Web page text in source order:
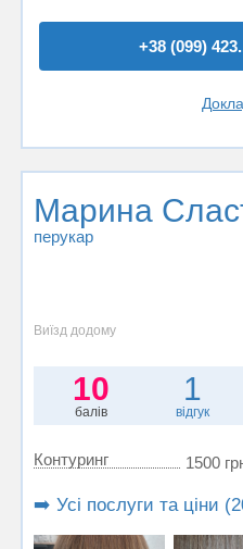
+38 (099)
Марина
перукар
Виїзд додому
10
балів
1
відгук
Контуринг 1500
➡️ Усі послуги та ціни